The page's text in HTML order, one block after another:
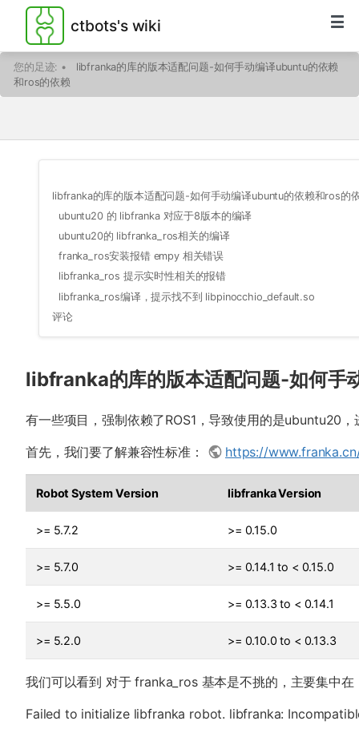
ctbots's wiki
您的足迹: •
libfranka的库的版本适配问题-如何手动编译ubuntu的依赖
和ros的依赖
libfranka的库的版本适配问题-如何手动编译ubuntu的依赖和ros的
ubuntu20 的 libfranka 对应于8版本的编译
ubuntu20的 libfranka_ros相关的编译
franka_ros安装报错 empy 相关错误
libfranka_ros 提示实时性相关的报错
libfranka_ros编译，提示找不到 libpinocchio_default.so
评论
libfranka的库的版本适配问题-如何手
有一些项目，强制依赖了ROS1，导致使用的是ubuntu20
首先，我们要了解兼容性标准：
https://
Robot System Version libfranka Version
>= 5.7.2 >= 0.15.0
>= 5.7.0 >= 0.14.1 to < 0.15.0
>= 5.5.0 >= 0.13.3 to < 0.14.1
>= 5.2.0 >= 0.10.0 to < 0.13.3
我们可以看到 对于 franka_ros 基本是不挑的，主要集中
Failed to initialize libfranka robot. libfranka: